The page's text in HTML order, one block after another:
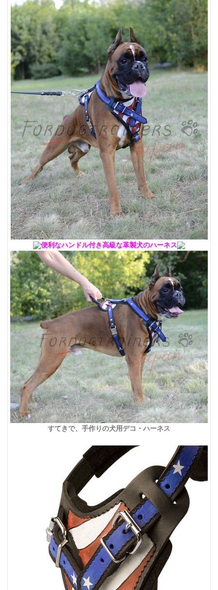
便利なハンドル付き高級な革製犬のハーネス
すてきで、手作りの犬用デコ・ハーネス